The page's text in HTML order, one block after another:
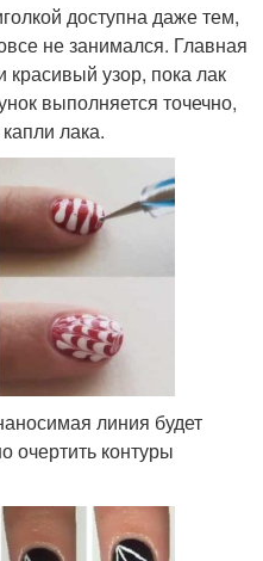
доступна даже тем,
не занимался. Главная
красивый узор, пока лак
выполняется точечно,
лака.
линия будет
очертить контуры